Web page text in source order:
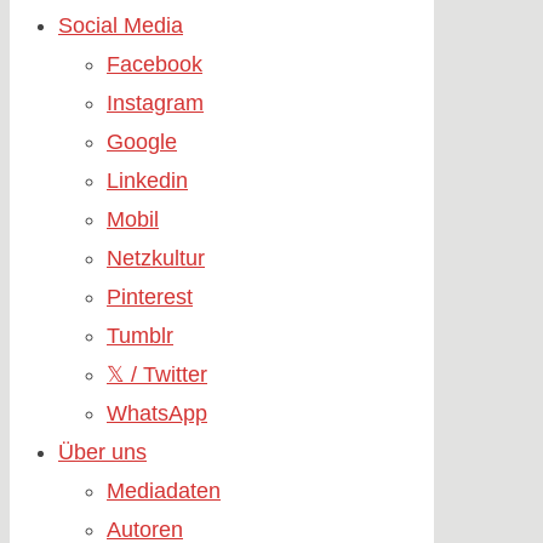
Social Media
Facebook
Instagram
Google
Linkedin
Mobil
Netzkultur
Pinterest
Tumblr
𝕏 / Twitter
WhatsApp
Über uns
Mediadaten
Autoren